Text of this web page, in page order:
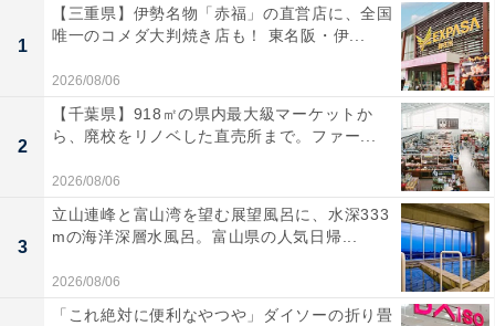
1
【三重県】伊勢名物「赤福」の直営店に、全国
唯一のコメダ大判焼き店も！ 東名阪・伊...
2026/08/06
2
【千葉県】918㎡の県内最大級マーケットか
ら、廃校をリノベした直売所まで。ファー...
2026/08/06
3
立山連峰と富山湾を望む展望風呂に、水深333
mの海洋深層水風呂。富山県の人気日帰...
2026/08/06
「これ絶対に便利なやつや」ダイソーの折り畳